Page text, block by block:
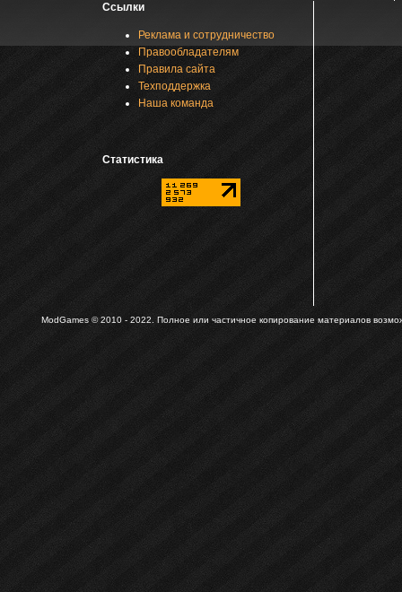
Ссылки
Реклама и сотрудничество
Правообладателям
Правила сайта
Техподдержка
Наша команда
Статистика
ModGames © 2010 - 2022. Полное или частичное копирование материалов